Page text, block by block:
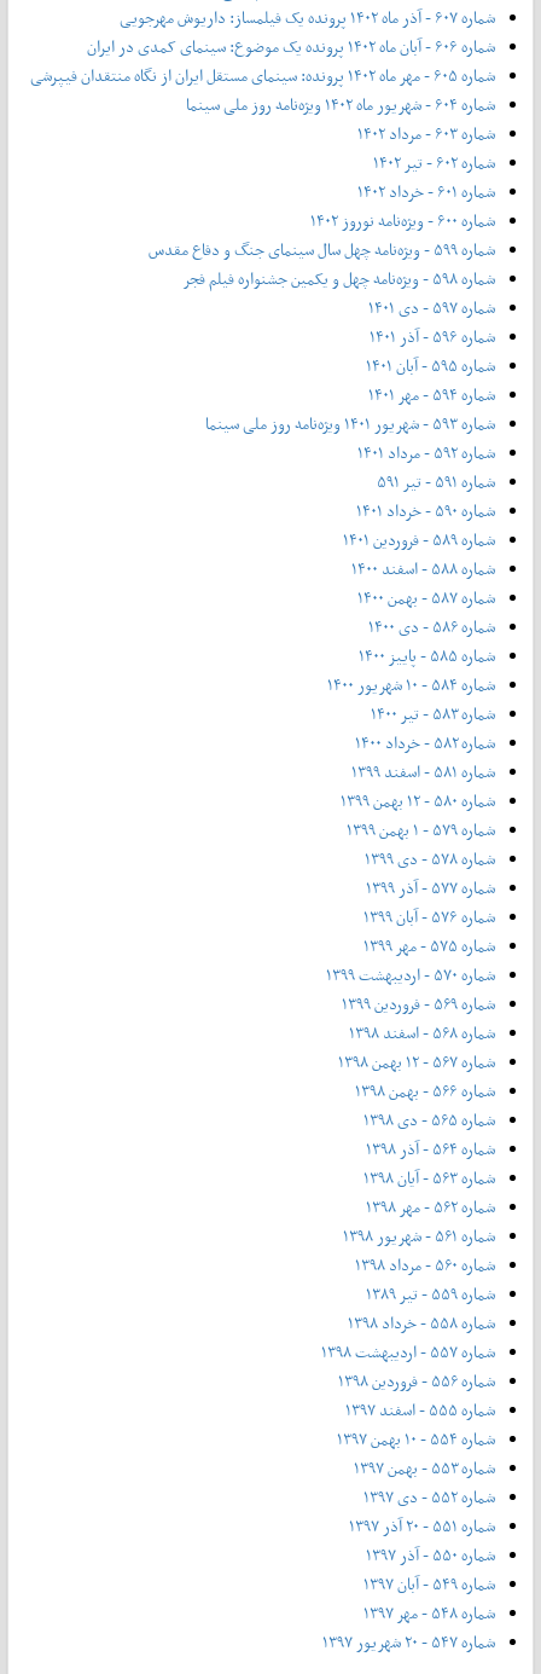
شماره ۶۰۷ - آذر ماه ۱۴۰۲ پرونده یک فیلمساز: داریوش مهرجویی
شماره ۶۰۶ - آبان ماه ۱۴۰۲ پرونده یک موضوع: سینمای کمدی در ایران
شماره ۶۰۵ - مهر ماه ۱۴۰۲ پرونده: سینمای مستقل ایران از نگاه منتقدان فیپرشی
شماره ۶۰۴ - شهریور ماه ۱۴۰۲ ویژه‌نامه روز ملی سینما
شماره ۶۰۳ - مرداد ۱۴۰۲
شماره ۶۰۲ - تیر ۱۴۰۲
شماره ۶۰۱ - خرداد ۱۴۰۲
شماره ۶۰۰ - ویژه‌نامه نوروز ۱۴۰۲
شماره ۵۹۹ - ویژه‌نامه چهل سال سینمای جنگ و دفاع مقدس
شماره ۵۹۸ - ویژه‌نامه چهل و یکمین جشنواره فیلم فجر
شماره ۵۹۷ - دی ۱۴۰۱
شماره ۵۹۶ - آذر ۱۴۰۱
شماره ۵۹۵ - آبان ۱۴۰۱
شماره ۵۹۴ - مهر ۱۴۰۱
شماره ۵۹۳ - شهریور ۱۴۰۱ ویژه‌نامه روز ملی سینما
شماره ۵۹۲ - مرداد ۱۴۰۱
شماره ۵۹۱ - تیر ۵۹۱
شماره ۵۹۰ - خرداد ۱۴۰۱
شماره ۵۸۹ - فروردین ۱۴۰۱
شماره ۵۸۸ - اسفند ۱۴۰۰
شماره ۵۸۷ - بهمن ۱۴۰۰
شماره ۵۸۶ - دی ۱۴۰۰
شماره ۵۸۵ - پاییز ۱۴۰۰
شماره ۵۸۴ - ۱۰ شهریور ۱۴۰۰
شماره ۵۸۳ - تیر ۱۴۰۰
شماره ۵۸۲ - خرداد ۱۴۰۰
شماره ۵۸۱ - اسفند ۱۳۹۹
شماره ۵۸۰ - ۱۲ بهمن ۱۳۹۹
شماره ۵۷۹ - ۱ بهمن ۱۳۹۹
شماره ۵۷۸ - دی ۱۳۹۹
شماره ۵۷۷ - آذر ۱۳۹۹
شماره ۵۷۶ - آبان ۱۳۹۹
شماره ۵۷۵ - مهر ۱۳۹۹
شماره ۵۷۰ - اردیبهشت ۱۳۹۹
شماره ۵۶۹ - فروردین ۱۳۹۹
شماره ۵۶۸ - اسفند ۱۳۹۸
شماره ۵۶۷ - ۱۲ بهمن ۱۳۹۸
شماره ۵۶۶ - بهمن ۱۳۹۸
شماره ۵۶۵ - دی ۱۳۹۸
شماره ۵۶۴ - آذر ۱۳۹۸
شماره ۵۶۳ - آیان ۱۳۹۸
شماره ۵۶۲ - مهر ۱۳۹۸
شماره ۵۶۱ - شهریور ۱۳۹۸
شماره ۵۶۰ - مرداد ۱۳۹۸
شماره ۵۵۹ - تیر ۱۳۸۹
شماره ۵۵۸ - خرداد ۱۳۹۸
شماره ۵۵۷ - اردیبهشت ۱۳۹۸
شماره ۵۵۶ - فروردین ۱۳۹۸
شماره ۵۵۵ - اسفند ۱۳۹۷
شماره ۵۵۴ - ۱۰ بهمن ۱۳۹۷
شماره ۵۵۳ - بهمن ۱۳۹۷
شماره ۵۵۲ - دی ۱۳۹۷
شماره ۵۵۱ - ۲۰ آذر ۱۳۹۷
شماره ۵۵۰ - آذر ۱۳۹۷
شماره ۵۴۹ - آبان ۱۳۹۷
شماره ۵۴۸ - مهر ۱۳۹۷
شماره ۵۴۷ - ۲۰ شهریور ۱۳۹۷